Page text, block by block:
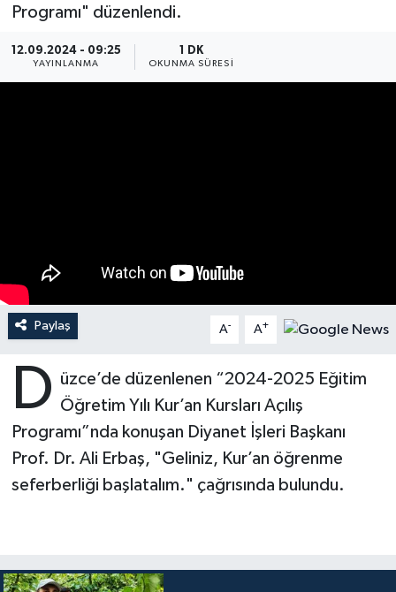
Programı" düzenlendi.
12.09.2024 - 09:25
YAYINLANMA
1 DK
OKUNMA SÜRESI
Paylaş A- A+
D üzce’de düzenlenen “2024-2025 Eğitim
Öğretim Yılı Kur’an Kursları Açılış
Programı”nda konuşan Diyanet İşleri Başkanı
Prof. Dr. Ali Erbaş, "Geliniz, Kur’an öğrenme
seferberliği başlatalım." çağrısında bulundu.
Antalya Müftülüğü
Bartın Müftülüğü
Bayburt Müftülüğü
Bilecik Müftülüğü
Bingöl Müftülüğü
Bolu Müftülüğü
Hadislerle İslam
Ramazan
Zekat
TDV
DEPREM
Eğitim
Kültür-Sanat
Aile
Makaleler
Haber Arşivi